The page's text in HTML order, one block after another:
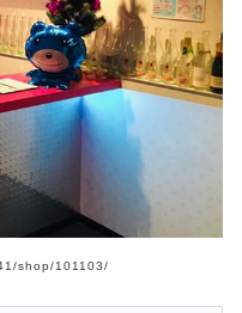
shop/101103/